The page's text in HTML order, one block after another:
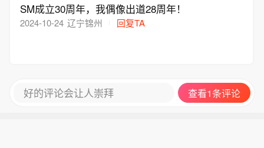
SM成立30周年，我偶像出道28周年！
2024-10-24 辽宁锦州 回复TA
好的评论会让人崇拜 查看1条评论